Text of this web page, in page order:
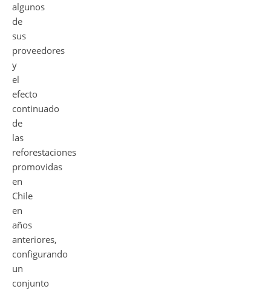
algunos
de
sus
proveedores
y
el
efecto
continuado
de
las
reforestaciones
promovidas
en
Chile
en
años
anteriores,
configurando
un
conjunto